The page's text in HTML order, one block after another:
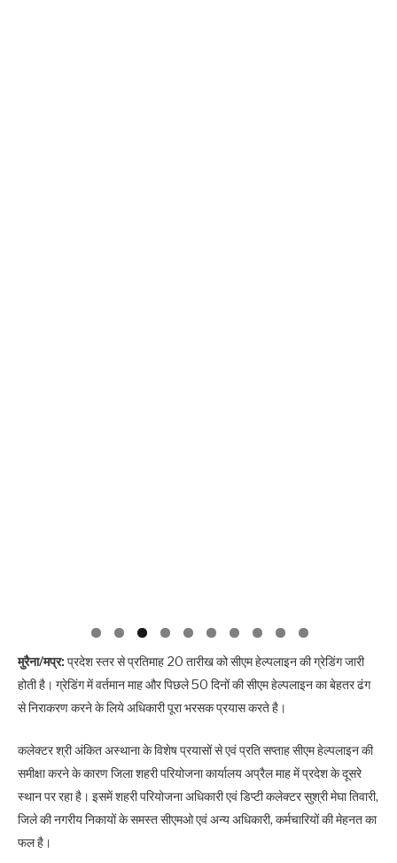
मुरैना/मप्र: प्रदेश स्तर से प्रतिमाह 20 तारीख को सीएम हेल्पलाइन की ग्रेडिंग जारी
होती है। ग्रेडिंग में वर्तमान माह और पिछले 50 दिनों की सीएम हेल्पलाइन का बेहतर ढंग
से निराकरण करने के लिये अधिकारी पूरा भरसक प्रयास करते है।
कलेक्टर श्री अंकित अस्थाना के विशेष प्रयासों से एवं प्रति सप्ताह सीएम हेल्पलाइन की
समीक्षा करने के कारण जिला शहरी परियोजना कार्यालय अप्रैल माह में प्रदेश के दूसरे
स्थान पर रहा है। इसमें शहरी परियोजना अधिकारी एवं डिप्टी कलेक्टर सुश्री मेघा तिवारी,
जिले की नगरीय निकायों के समस्त सीएमओ एवं अन्य अधिकारी, कर्मचारियों की मेहनत का
फल है।